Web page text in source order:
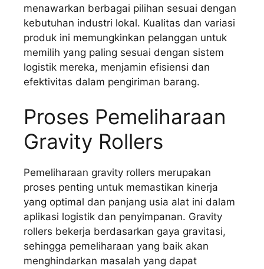
menawarkan berbagai pilihan sesuai dengan
kebutuhan industri lokal. Kualitas dan variasi
produk ini memungkinkan pelanggan untuk
memilih yang paling sesuai dengan sistem
logistik mereka, menjamin efisiensi dan
efektivitas dalam pengiriman barang.
Proses Pemeliharaan
Gravity Rollers
Pemeliharaan gravity rollers merupakan
proses penting untuk memastikan kinerja
yang optimal dan panjang usia alat ini dalam
aplikasi logistik dan penyimpanan. Gravity
rollers bekerja berdasarkan gaya gravitasi,
sehingga pemeliharaan yang baik akan
menghindarkan masalah yang dapat